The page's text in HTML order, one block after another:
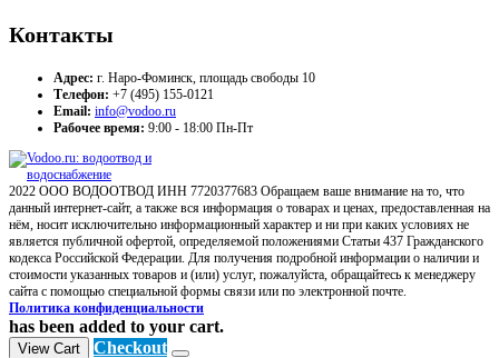
Контакты
Адрес: г. Наро-Фоминск, площадь свободы 10
Телефон: +7 (495) 155-0121
Email: info@vodoo.ru
Рабочее время: 9:00 - 18:00 Пн-Пт
2022 ООО ВОДООТВОД ИНН 7720377683 Обращаем ваше внимание на то, что
данный интернет-сайт, а также вся информация о товарах и ценах, предоставленная на
нём, носит исключительно информационный характер и ни при каких условиях не
является публичной офертой, определяемой положениями Статьи 437 Гражданского
кодекса Российской Федерации. Для получения подробной информации о наличии и
стоимости указанных товаров и (или) услуг, пожалуйста, обращайтесь к менеджеру
сайта с помощью специальной формы связи или по электронной почте.
Политика конфиденциальности
has been added to your cart.
View Cart Checkout